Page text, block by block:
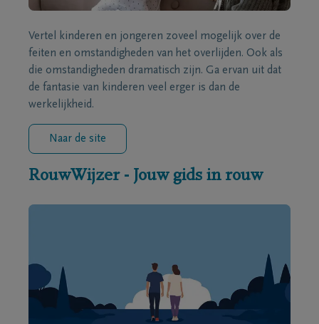
Vertel kinderen en jongeren zoveel mogelijk over de
feiten en omstandigheden van het overlijden. Ook als
die omstandigheden dramatisch zijn. Ga ervan uit dat
de fantasie van kinderen veel erger is dan de
werkelijkheid.
Naar de site
RouwWijzer - Jouw gids in rouw